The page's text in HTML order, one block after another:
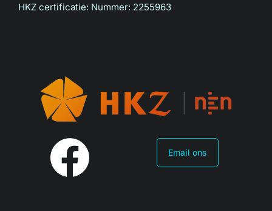
HKZ certificatie: Nummer: 2255963
Email ons